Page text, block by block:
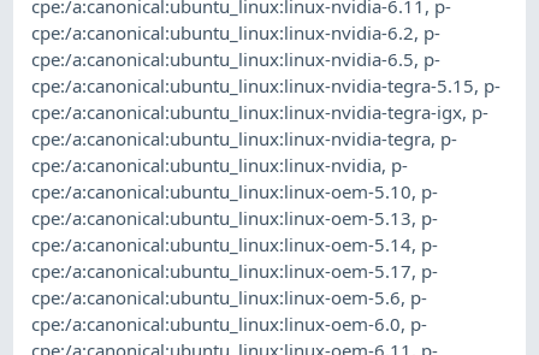
cpe:/a:canonical:ubuntu_linux:linux-nvidia-6.11 , p-
cpe:/a:canonical:ubuntu_linux:linux-nvidia-6.2, p-
cpe:/a:canonical:ubuntu_linux:linux-nvidia-6.5, p-
cpe:/a:canonical:ubuntu_linux:linux-nvidia-tegra-5.15, p-
cpe:/a:canonical:ubuntu_linux:linux-nvidia-tegra-igx, p-
cpe:/a:canonical:ubuntu_linux:linux-nvidia-tegra, p-
cpe:/a:canonical:ubuntu_linux:linux-nvidia, p-
cpe:/a:canonical:ubuntu_linux:linux-oem-5.10, p-
cpe:/a:canonical:ubuntu_linux:linux-oem-5.13, p-
cpe:/a:canonical:ubuntu_linux:linux-oem-5.14, p-
cpe:/a:canonical:ubuntu_linux:linux-oem-5.17, p-
cpe:/a:canonical:ubuntu_linux:linux-oem-5.6, p-
cpe:/a:canonical:ubuntu_linux:linux-oem-6.0, p-
cpe:/a:canonical:ubuntu_linux:linux-oem-6.11 , p-